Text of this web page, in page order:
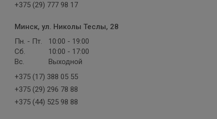
+375 (29) 777 98 17
Минск, ул. Николы Теслы, 28
Пн. - Пт.
10:00 - 19:00
Сб.
10:00 - 17:00
Вс.
Выходной
+375 (17) 388 05 55
+375 (29) 296 78 88
+375 (44) 525 98 88